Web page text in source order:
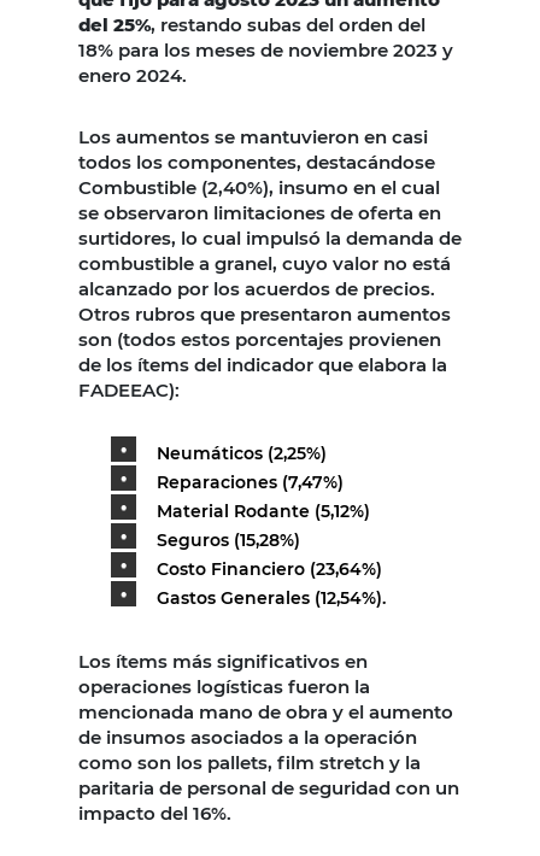
del 25%, restando subas del orden del
18% para los meses de noviembre 2023 y
enero 2024.
Los aumentos se mantuvieron en casi
todos los componentes, destacándose
Combustible (2,40%), insumo en el cual
se observaron limitaciones de oferta en
surtidores, lo cual impulsó la demanda de
combustible a granel, cuyo valor no está
alcanzado por los acuerdos de precios.
Otros rubros que presentaron aumentos
son (todos estos porcentajes provienen
de los ítems del indicador que elabora la
FADEEAC):
Neumáticos (2,25%)
Reparaciones (7,47%)
Material Rodante (5,12%)
Seguros (15,28%)
Costo Financiero (23,64%)
Gastos Generales (12,54%).
Los ítems más significativos en
operaciones logísticas fueron la
mencionada mano de obra y el aumento
de insumos asociados a la operación
como son los pallets, film stretch y la
paritaria de personal de seguridad con un
impacto del 16%.